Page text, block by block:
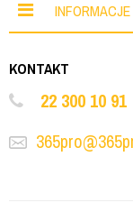
KONTAKT
22 300 10 91